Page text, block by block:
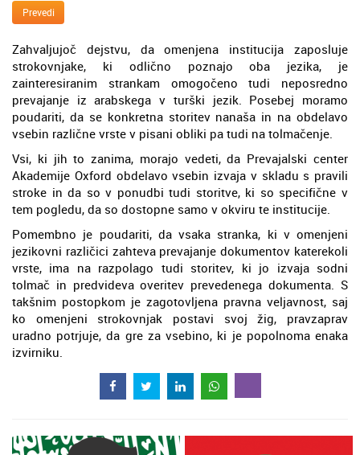
Prevedi
Zahvaljujoč dejstvu, da omenjena institucija zaposluje
strokovnjake, ki odlično poznajo oba jezika, je
zainteresiranim strankam omogočeno tudi neposredno
prevajanje iz arabskega v turški jezik. Posebej moramo
poudariti, da se konkretna storitev nanaša in na obdelavo
vsebin različne vrste v pisani obliki pa tudi na tolmačenje.
Vsi, ki jih to zanima, morajo vedeti, da Prevajalski center
Akademije Oxford obdelavo vsebin izvaja v skladu s pravili
stroke in da so v ponudbi tudi storitve, ki so specifične v
tem pogledu, da so dostopne samo v okviru te institucije.
Pomembno je poudariti, da vsaka stranka, ki v omenjeni
jezikovni različici zahteva prevajanje dokumentov katerekoli
vrste, ima na razpolago tudi storitev, ki jo izvaja sodni
tolmač in predvideva overitev prevedenega dokumenta. S
takšnim postopkom je zagotovljena pravna veljavnost, saj
ko omenjeni strokovnjak postavi svoj žig, pravzaprav
uradno potrjuje, da gre za vsebino, ki je popolnoma enaka
izvirniku.